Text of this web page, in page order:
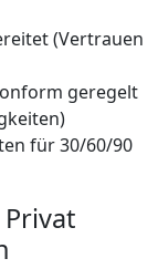
(Vertrauen
geregelt
für 30/60/90